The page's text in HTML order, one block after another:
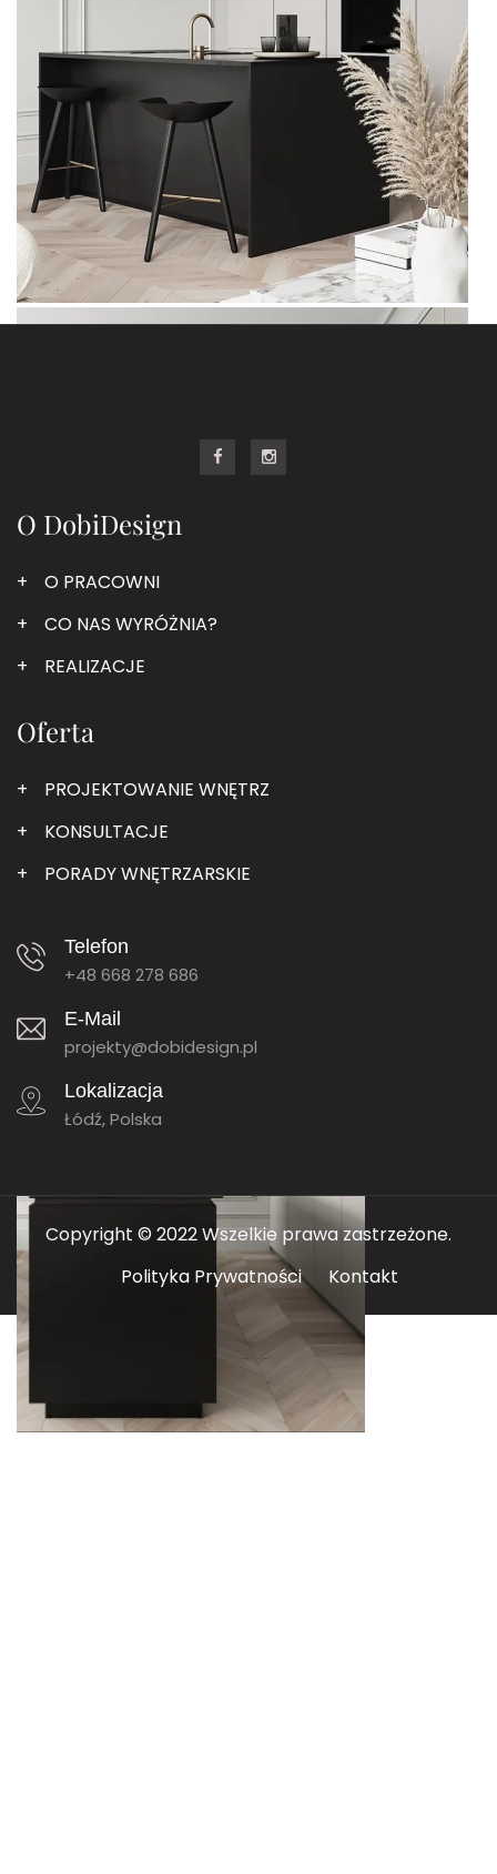
O DobiDesign
O PRACOWNI
CO NAS WYRÓŻNIA?
REALIZACJE
Oferta
PROJEKTOWANIE WNĘTRZ
KONSULTACJE
PORADY WNĘTRZARSKIE
Telefon
+48 668 278 686
E-Mail
projekty@dobidesign.pl
Lokalizacja
Łódź, Polska
Copyright © 2022 Wszelkie prawa zastrzeżone.
Polityka Prywatności
Kontakt